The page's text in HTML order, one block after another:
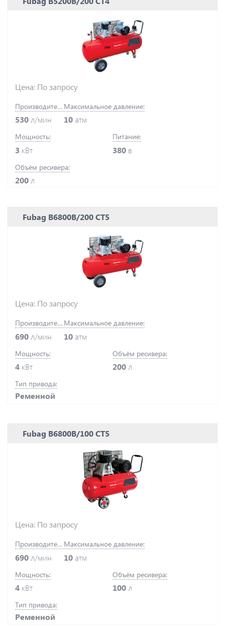
Цена: По запросу
Производительность:
530л/мин
Максимальное давление:
10 атм
Мощность:
3 кВт
Питание:
380 в
Объём ресивера:
200л
Fubag B6800B/200 СТ5
Цена: По запросу
Производительность:
690 л/мин
Максимальное давление:
10 атм
Мощность:
4 кВт
Объём ресивера:
200л
Тип привода:
Ременной
Fubag B6800B/100 СТ5
Цена: По запросу
Производительность:
690 л/мин
Максимальное давление:
10 атм
Мощность:
4 кВт
Объём ресивера:
100л
Тип привода:
Ременной